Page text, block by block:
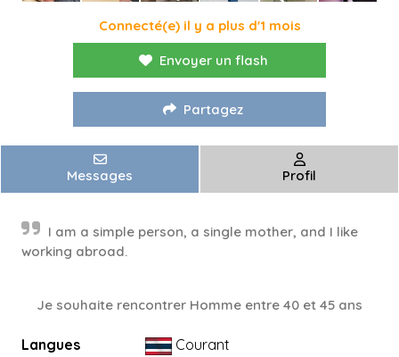
Connecté(e) il y a plus d'1 mois
Envoyer un flash
Partagez
Messages Profil
I am a simple person, a single mother, and I like
working abroad.
Je souhaite rencontrer Homme entre 40 et 45 ans
Langues
Courant